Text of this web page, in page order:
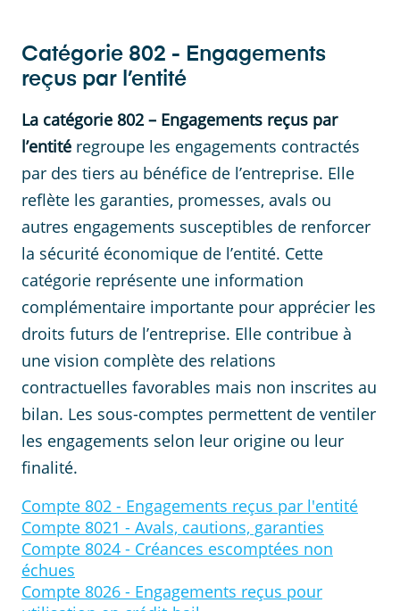
Catégorie 802 - Engagements
reçus par l’entité
La catégorie 802 – Engagements reçus par
l’entité regroupe les engagements contractés
par des tiers au bénéfice de l’entreprise. Elle
reflète les garanties, promesses, avals ou
autres engagements susceptibles de renforcer
la sécurité économique de l’entité. Cette
catégorie représente une information
complémentaire importante pour apprécier les
droits futurs de l’entreprise. Elle contribue à
une vision complète des relations
contractuelles favorables mais non inscrites au
bilan. Les sous-comptes permettent de ventiler
les engagements selon leur origine ou leur
finalité.
Compte 802 - Engagements reçus par l'entité
Compte 8021 - Avals, cautions, garanties
Compte 8024 - Créances escomptées non
échues
Compte 8026 - Engagements reçus pour